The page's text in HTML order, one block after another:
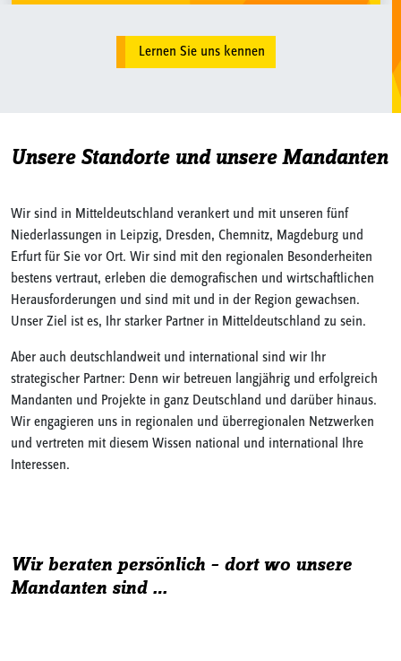
Lernen Sie uns kennen
Unsere Standorte und unsere Mandanten
Wir sind in Mitteldeutschland verankert und mit unseren fünf
Niederlassungen in Leipzig, Dresden, Chemnitz, Magdeburg und
Erfurt für Sie vor Ort. Wir sind mit den regionalen Besonderheiten
bestens vertraut, erleben die demografischen und wirtschaftlichen
Herausforderungen und sind mit und in der Region gewachsen.
Unser Ziel ist es, Ihr starker Partner in Mitteldeutschland zu sein.
Aber auch deutschlandweit und international sind wir Ihr
strategischer Partner: Denn wir betreuen langjährig und erfolgreich
Mandanten und Projekte in ganz Deutschland und darüber hinaus.
Wir engagieren uns in regionalen und überregionalen Netzwerken
und vertreten mit diesem Wissen national und international Ihre
Interessen.
Wir beraten persönlich – dort wo unsere
Mandanten sind …